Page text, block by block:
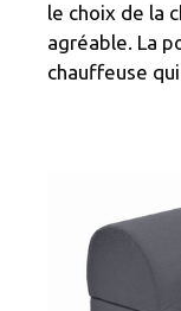
le choix de la
agréable. La
chauffeuse